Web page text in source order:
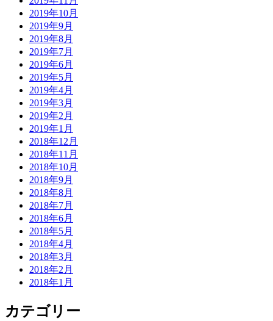
2019年10月
2019年9月
2019年8月
2019年7月
2019年6月
2019年5月
2019年4月
2019年3月
2019年2月
2019年1月
2018年12月
2018年11月
2018年10月
2018年9月
2018年8月
2018年7月
2018年6月
2018年5月
2018年4月
2018年3月
2018年2月
2018年1月
カテゴリー